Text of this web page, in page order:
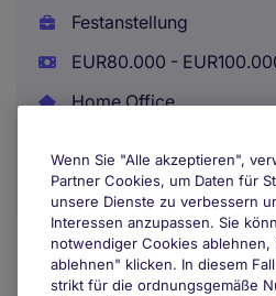
Festanstellung
EUR80.000 -
Home Office
Wenn Sie "Alle akzeptieren",
Partner Cookies, um Daten für
unsere Dienste zu verbessern
Interessen anzupassen. Sie
notwendiger Cookies ablehnen,
ablehnen" klicken. In diesem
strikt für die ordnungsgemäße